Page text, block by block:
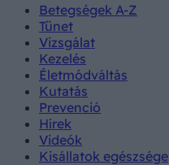
Betegségek A-Z
Tünet
Vizsgálat
Kezelés
Életmódváltás
Kutatás
Prevenció
Hírek
Videók
Kisállatok egészsége